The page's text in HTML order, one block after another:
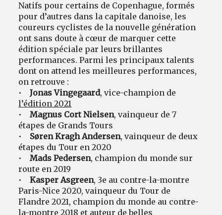
Natifs pour certains de Copenhague, formés
pour d’autres dans la capitale danoise, les
coureurs cyclistes de la nouvelle génération
ont sans doute à cœur de marquer cette
édition spéciale par leurs brillantes
performances. Parmi les principaux talents
dont on attend les meilleures performances,
on retrouve :
•Jonas Vingegaard, vice-champion de
l’édition 2021
•Magnus Cort Nielsen, vainqueur de 7
étapes de Grands Tours
• Søren Kragh Andersen, vainqueur de deux
étapes du Tour en 2020
•Mads Pedersen, champion du monde sur
route en 2019
•Kasper Asgreen, 3e au contre-la-montre
Paris-Nice 2020, vainqueur du Tour de
Flandre 2021, champion du monde au contre-
la-montre 2018 et auteur de belles